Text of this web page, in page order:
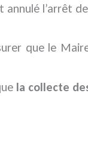
l’arrêt
que le
la collecte